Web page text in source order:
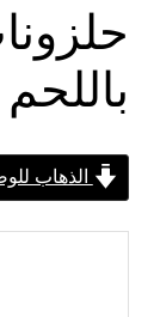
الذهاب